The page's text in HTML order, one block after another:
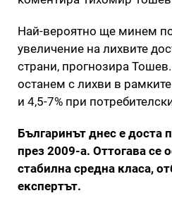
Най-вероятно ще минем
увеличение на лихвите
страни, прогнозира
останем с лихви в
и 4,5-7% при
Българинът днес е доста
през 2009-а. Оттогава се
стабилна средна класа,
експертът.